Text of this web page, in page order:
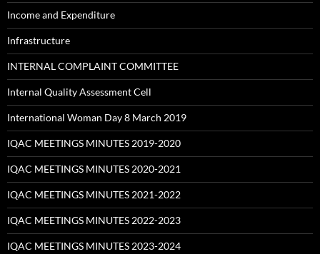
Income and Expenditure
Infrastructure
INTERNAL COMPLAINT COMMITTEE
Internal Quality Assessment Cell
International Woman Day 8 March 2019
IQAC MEETINGS MINUTES 2019-2020
IQAC MEETINGS MINUTES 2020-2021
IQAC MEETINGS MINUTES 2021-2022
IQAC MEETINGS MINUTES 2022-2023
IQAC MEETINGS MINUTES 2023-2024